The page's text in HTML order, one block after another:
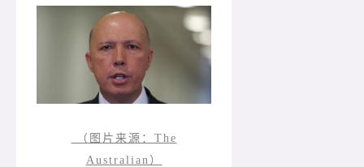
（图片来源：The
Australian）